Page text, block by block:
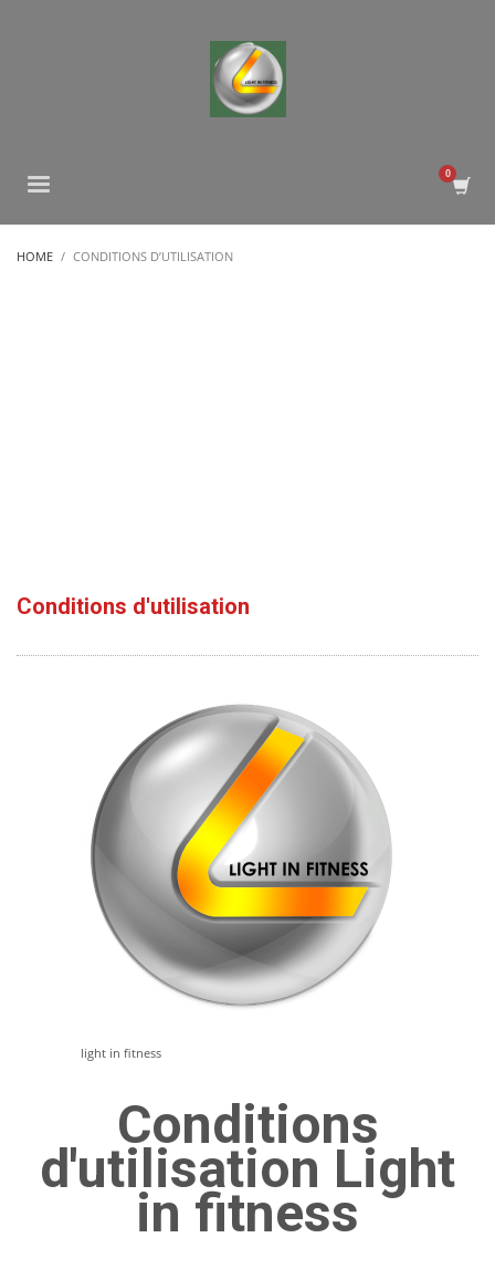
HOME CONDITIONS D’UTILISATION
Conditions d'utilisation
light in fitness
Conditions
d'utilisation Light
in fitness